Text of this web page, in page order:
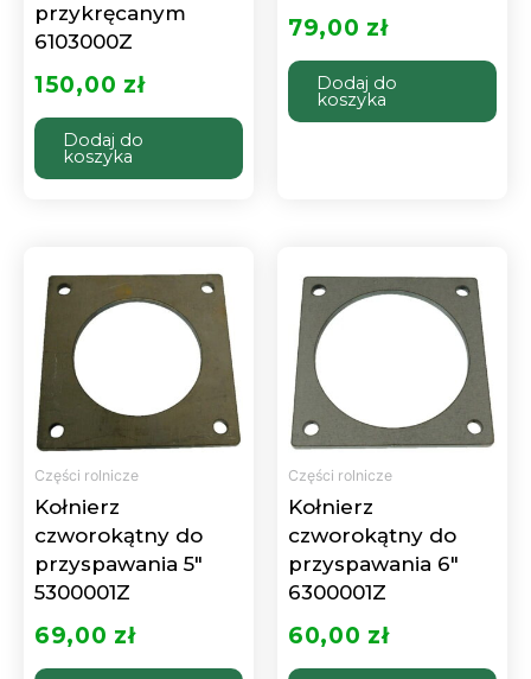
przykręcanym
6103000Z
150,00 zł
Dodaj do
koszyka
79,00 zł
Dodaj do
koszyka
Części rolnicze
Kołnierz
czworokątny do
przyspawania 5″
5300001Z
69,00 zł
Części rolnicze
Kołnierz
czworokątny do
przyspawania 6″
6300001Z
60,00 zł